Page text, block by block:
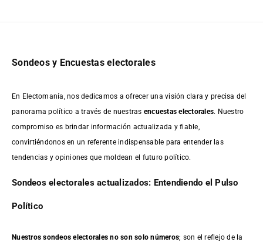
Sondeos y Encuestas electorales
En Electomanía, nos dedicamos a ofrecer una visión clara y precisa del
panorama político a través de nuestras encuestas electorales. Nuestro
compromiso es brindar información actualizada y fiable,
convirtiéndonos en un referente indispensable para entender las
tendencias y opiniones que moldean el futuro político.
Sondeos electorales actualizados: Entendiendo el Pulso
Político
Nuestros sondeos electorales no son solo números; son el reflejo de la